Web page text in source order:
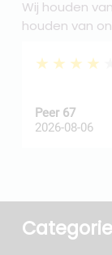
Wij houden
houden van
★★★★★
Peer 67
2026-08-06